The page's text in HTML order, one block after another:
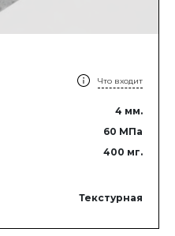
Что входит
4 мм.
60 МПа
400 мг.
Текстурная